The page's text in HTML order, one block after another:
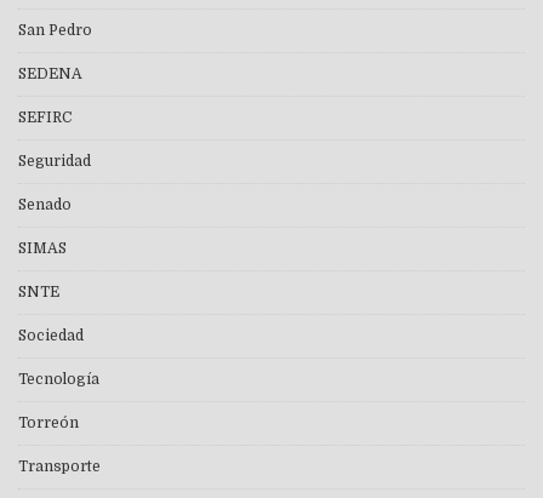
San Pedro
SEDENA
SEFIRC
Seguridad
Senado
SIMAS
SNTE
Sociedad
Tecnología
Torreón
Transporte